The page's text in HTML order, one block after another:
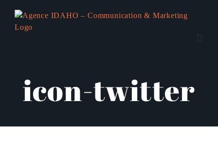
contenu
icon-twitter